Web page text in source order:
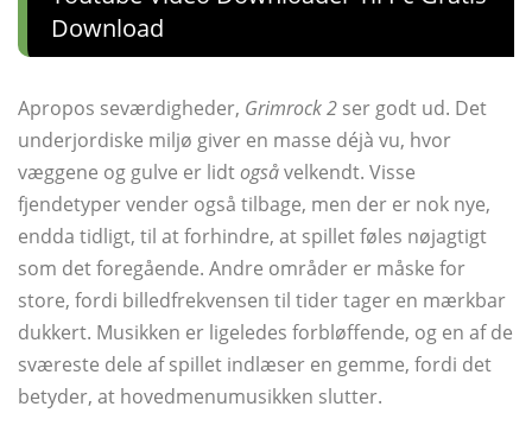
Download
Apropos seværdigheder, Grimrock 2 ser godt ud. Det
underjordiske miljø giver en masse déjà vu, hvor
væggene og gulve er lidtogsåvelkendt. Visse
fjendetyper vender også tilbage, men der er nok nye,
endda tidligt, til at forhindre, at spillet føles nøjagtigt
som det foregående. Andre områder er måske for
store, fordi billedfrekvensen til tider tager en mærkbar
dukkert. Musikken er ligeledes forbløffende, og en af ​​de
sværeste dele af spillet indlæser en gemme, fordi det
betyder, at hovedmenumusikken slutter.